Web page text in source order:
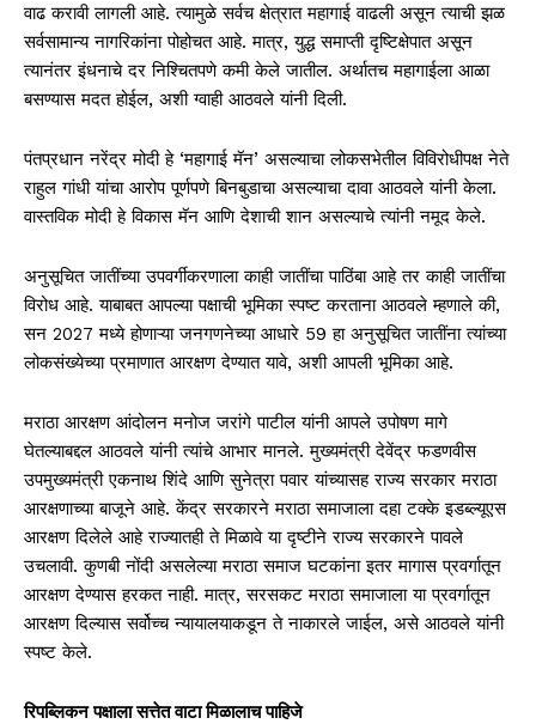
वाढ करावी लागली आहे. त्यामुळे सर्वच क्षेत्रात महागाई वाढली असून त्याची झळ
सर्वसामान्य नागरिकांना पोहोचत आहे. मात्र, युद्ध समाप्ती दृष्टिक्षेपात असून
त्यानंतर इंधनाचे दर निश्चितपणे कमी केले जातील. अर्थातच महागाईला आळा
बसण्यास मदत होईल, अशी ग्वाही आठवले यांनी दिली.
पंतप्रधान नरेंद्र मोदी हे ‘महागाई मॅन’ असल्याचा लोकसभेतील विविरोधीपक्ष नेते
राहुल गांधी यांचा आरोप पूर्णपणे बिनबुडाचा असल्याचा दावा आठवले यांनी केला.
वास्तविक मोदी हे विकास मॅन आणि देशाची शान असल्याचे त्यांनी नमूद केले.
अनुसूचित जातींच्या उपवर्गीकरणाला काही जातींचा पाठिंबा आहे तर काही जातींचा
विरोध आहे. याबाबत आपल्या पक्षाची भूमिका स्पष्ट करताना आठवले म्हणाले की,
सन 2027 मध्ये होणाऱ्या जनगणनेच्या आधारे 59 हा अनुसूचित जातींना त्यांच्या
लोकसंख्येच्या प्रमाणात आरक्षण देण्यात यावे, अशी आपली भूमिका आहे.
मराठा आरक्षण आंदोलन मनोज जरांगे पाटील यांनी आपले उपोषण मागे
घेतल्याबद्दल आठवले यांनी त्यांचे आभार मानले. मुख्यमंत्री देवेंद्र फडणवीस
उपमुख्यमंत्री एकनाथ शिंदे आणि सुनेत्रा पवार यांच्यासह राज्य सरकार मराठा
आरक्षणाच्या बाजूने आहे. केंद्र सरकारने मराठा समाजाला दहा टक्के इडब्ल्यूएस
आरक्षण दिलेले आहे राज्यातही ते मिळावे या दृष्टीने राज्य सरकारने पावले
उचलावी. कुणबी नोंदी असलेल्या मराठा समाज घटकांना इतर मागास प्रवर्गातून
आरक्षण देण्यास हरकत नाही. मात्र, सरसकट मराठा समाजाला या प्रवर्गातून
आरक्षण दिल्यास सर्वोच्च न्यायालयाकडून ते नाकारले जाईल, असे आठवले यांनी
स्पष्ट केले.
रिपब्लिकन पक्षाला सत्तेत वाटा मिळालाच पाहिजे